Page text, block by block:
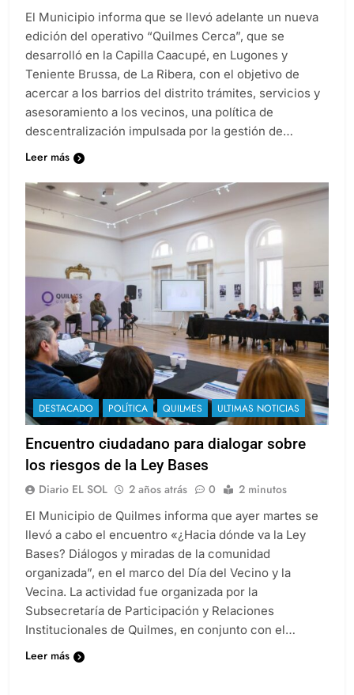
El Municipio informa que se llevó adelante un nueva
edición del operativo “Quilmes Cerca”, que se
desarrolló en la Capilla Caacupé, en Lugones y
Teniente Brussa, de La Ribera, con el objetivo de
acercar a los barrios del distrito trámites, servicios y
asesoramiento a los vecinos, una política de
descentralización impulsada por la gestión de…
Leer más
DESTACADO POLÍTICA QUILMES ULTIMAS NOTICIAS
Encuentro ciudadano para dialogar sobre
los riesgos de la Ley Bases
Diario EL SOL 2 años atrás 0 2 minutos
El Municipio de Quilmes informa que ayer martes se
llevó a cabo el encuentro «¿Hacia dónde va la Ley
Bases? Diálogos y miradas de la comunidad
organizada”, en el marco del Día del Vecino y la
Vecina. La actividad fue organizada por la
Subsecretaría de Participación y Relaciones
Institucionales de Quilmes, en conjunto con el…
Leer más